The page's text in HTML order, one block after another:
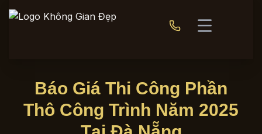
Báo Giá Thi Công Phần
Thô Công Trình Năm 2025